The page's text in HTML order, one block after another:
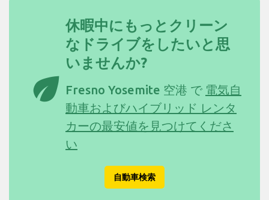
eco
休暇中にもっとクリーン
なドライブをしたいと思
いませんか?
Fresno Yosemite 空港 で 電気自
動車およびハイブリッド レンタ
カーの最安値を見つけてくださ
い
自動車検索